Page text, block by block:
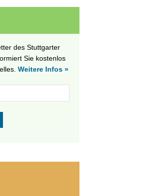
des Stuttgarter
Sie kostenlos
Weitere Infos »